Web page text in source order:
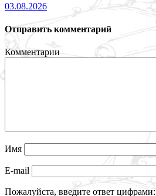
03.08.2026
Отправить комментарий
Комментарии
Имя
E-mail
Пожалуйста, введите ответ цифрами: